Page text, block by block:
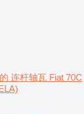
连杆轴瓦 Fiat 70C